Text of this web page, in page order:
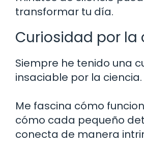
transformar tu día.
Curiosidad por la
Siempre he tenido una
insaciable por la ciencia.
Me fascina cómo
cómo cada pequeño
conecta de manera